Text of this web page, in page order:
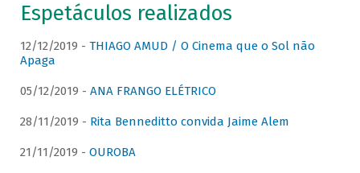
Espetáculos realizados
12/12/2019 - THIAGO AMUD / O Cinema que o Sol não
Apaga
05/12/2019 - ANA FRANGO ELÉTRICO
28/11/2019 - Rita Benneditto convida Jaime Alem
21/11/2019 - OUROBA